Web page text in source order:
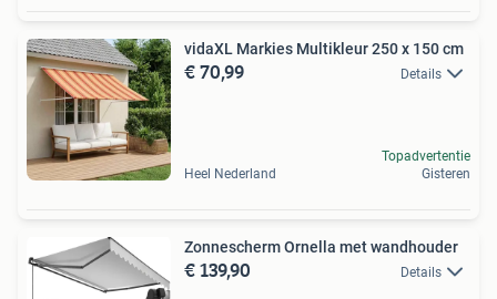
vidaXL Markies Multikleur 250 x 150 cm
€ 70,99 Details
Heel Nederland
Topadvertentie
Gisteren
Zonnescherm Ornella met wandhouder
€ 139,90 Details